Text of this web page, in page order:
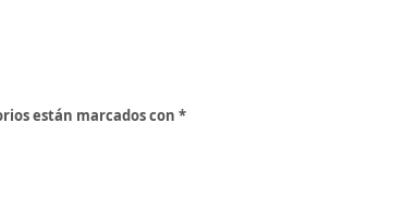
están marcados con *